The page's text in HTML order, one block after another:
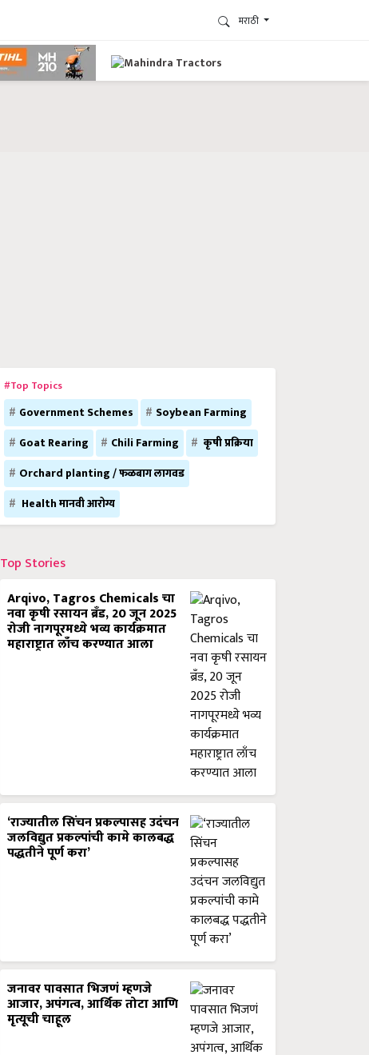
मराठी
#Top Topics
Government Schemes
Soybean Farming
Goat Rearing
Chili Farming
कृषी प्रक्रिया
Orchard planting / फळबाग लागवड
Health मानवी आरोग्य
Top Stories
Arqivo, Tagros Chemicals चा
नवा कृषी रसायन ब्रँड, 20 जून 2025
रोजी नागपूरमध्ये भव्य कार्यक्रमात
महाराष्ट्रात लाँच करण्यात आला
‘राज्यातील सिंचन प्रकल्पासह उदंचन
जलविद्युत प्रकल्पांची कामे कालबद्ध
पद्धतीने पूर्ण करा’
जनावर पावसात भिजणं म्हणजे
आजार, अपंगत्व, आर्थिक तोटा आणि
मृत्यूची चाहूल